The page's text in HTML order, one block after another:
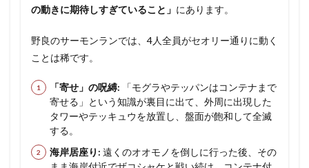
の動きに期待しすぎていること」 にあります。
野良のサーモンランでは、4人全員がセオリー通りに動く
ことは稀です。
「寄せ」の呪縛: 「モグラやテッパンはコンテナまで
寄せる」という知識が裏目に出て、外周に出現した
タワーやテッキュウを放置し、盤面が飽和して全滅
する。
海岸居座り: 遠くのオオモノを倒しに行った後、その